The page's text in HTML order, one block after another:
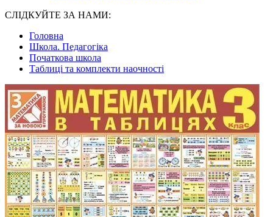
СЛІДКУЙТЕ ЗА НАМИ:
Головна
Школа. Педагогіка
Початкова школа
Таблиці та комплекти наочності